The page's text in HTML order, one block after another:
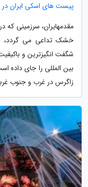
پیست های اسکی ایران در 1404: تعقیب آدرنالین در ارتفاعات
مقدمهایران، سرزمینی که
خشک تداعی می گردد،
شگفت انگیزترین و
بین المللی را جای داده
زاگرس در غرب و جنوب